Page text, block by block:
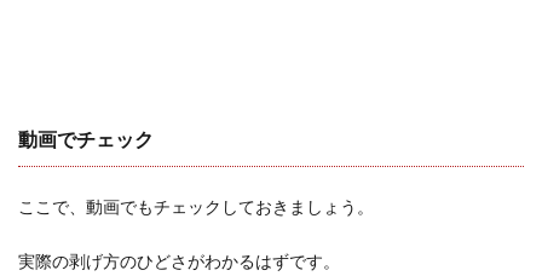
動画でチェック
ここで、動画でもチェックしておきましょう。
実際の剥げ方のひどさがわかるはずです。